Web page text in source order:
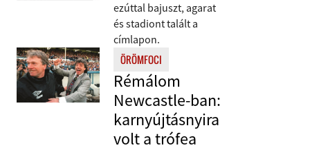
ezúttal bajuszt, agarat
és stadiont talált a
címlapon.
ÖRÖMFOCI
Rémálom
Newcastle-ban:
karnyújtásnyira
volt a trófea